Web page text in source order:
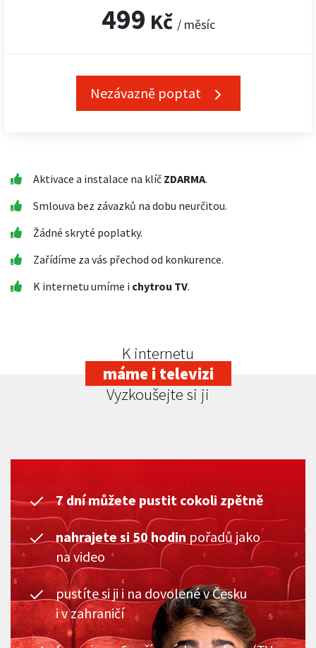
499 Kč / měsíc
Nezávazně poptat
Aktivace a instalace na klíč ZDARMA.
Smlouva bez závazků na dobu neurčitou.
Žádné skryté poplatky.
Zařídíme za vás přechod od konkurence.
K internetu umíme i chytrou TV.
K internetu
máme i televizi
Vyzkoušejte si ji
7 dní můžete pustit cokoli zpětně
nahrajete si 50 hodin pořadů jako
na video
pustíte si ji i na dovolené v Česku
i v zahraničí